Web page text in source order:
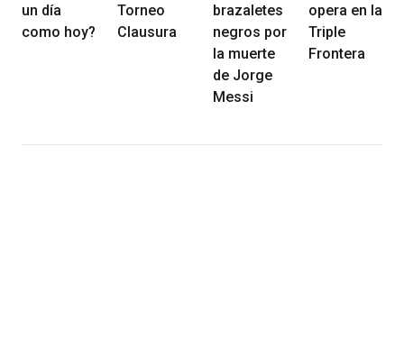
un día
como hoy?
Torneo
Clausura
brazaletes
negros por
la muerte
de Jorge
Messi
opera en la
Triple
Frontera